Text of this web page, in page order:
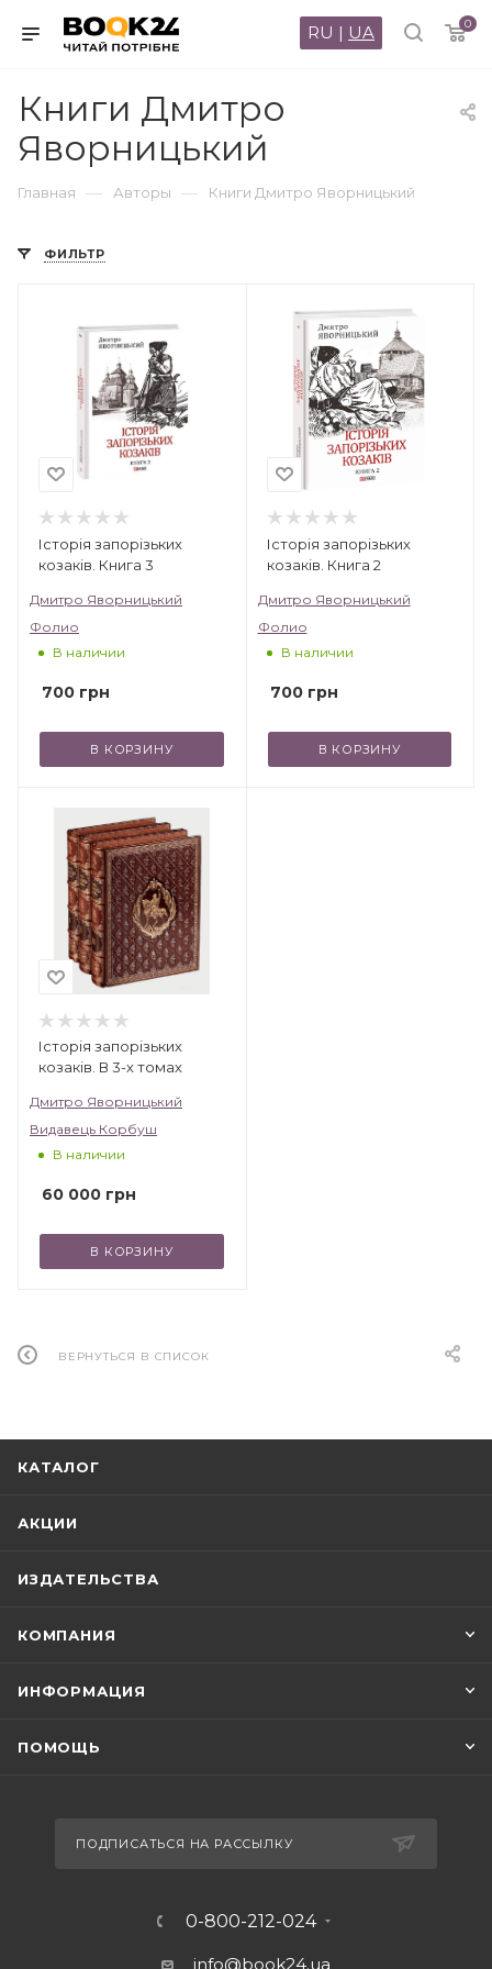
0
RU | UA
Книги Дмитро
Яворницький
Главная — Авторы — Книги Дмитро Яворницький
ФИЛЬТР
Історія запорізьких
козаків. Книга 3
Дмитро Яворницький
Фолио
В наличии
700 грн
В КОРЗИНУ
Історія запорізьких
козаків. Книга 2
Дмитро Яворницький
Фолио
В наличии
700грн
В КОРЗИНУ
Історія запорізьких
козаків. В 3-х томах
Дмитро Яворницький
Видавець Корбуш
В наличии
60 000 грн
В КОРЗИНУ
ВЕРНУТЬСЯ В СПИСОК
КАТАЛОГ
АКЦИИ
ИЗДАТЕЛЬСТВА
КОМПАНИЯ
ИНФОРМАЦИЯ
ПОМОЩЬ
ПОДПИСАТЬСЯ НА РАССЫЛКУ
0-800-212-024
info@book24.ua